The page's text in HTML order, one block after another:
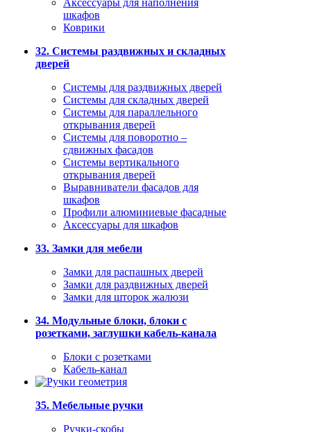
Аксессуары для наполнения
шкафов
Коврики
32. Системы раздвижных и складных
дверей
Системы для раздвижных дверей
Системы для складных дверей
Системы для параллельного
открывания дверей
Системы для поворотно –
сдвижных фасадов
Системы вертикального
открывания дверей
Выравниватели фасадов для
шкафов
Профили алюминиевые фасадные
Аксессуары для шкафов
33. Замки для мебели
Замки для распашных дверей
Замки для раздвижных дверей
Замки для шторок жалюзи
34. Модульные блоки, блоки с
розетками, заглушки кабель-канала
Блоки с розетками
Кабель-канал
35. Мебельные ручки
Ручки-скобы